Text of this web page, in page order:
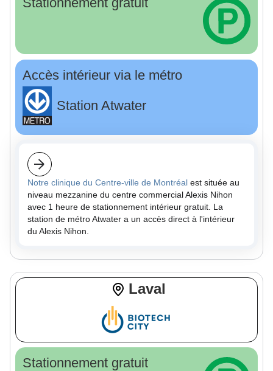
Accès intérieur via le métro
Station Atwater
Notre clinique du Centre-ville de Montréal est située au
niveau mezzanine du centre commercial Alexis Nihon
avec 1 heure de stationnement intérieur gratuit. La
station de métro Atwater a un accès direct à l'intérieur
du Alexis Nihon.
Laval
Stationnement gratuit